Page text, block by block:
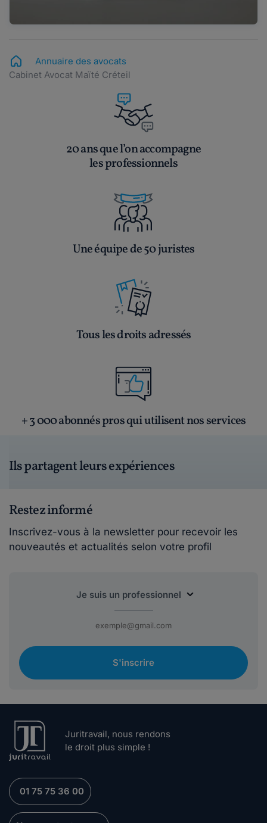
Annuaire des avocats
Cabinet Avocat Maïté Créteil
20 ans que l’on accompagne
les professionnels
Une équipe de 50 juristes
Tous les droits adressés
+ 3 000 abonnés pros qui utilisent nos services
Ils partagent leurs expériences
Restez informé
Inscrivez-vous à la newsletter pour recevoir les
nouveautés et actualités selon votre profil
S'inscrire
Juritravail, nous rendons
le droit plus simple !
01 75 75 36 00